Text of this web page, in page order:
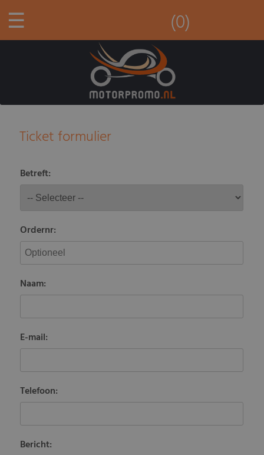
☰ (0)
Ticket formulier
Betreft:
Ordernr:
Naam:
E-mail:
Telefoon:
Bericht: